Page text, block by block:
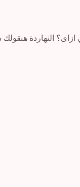
النهاردة هنقولك